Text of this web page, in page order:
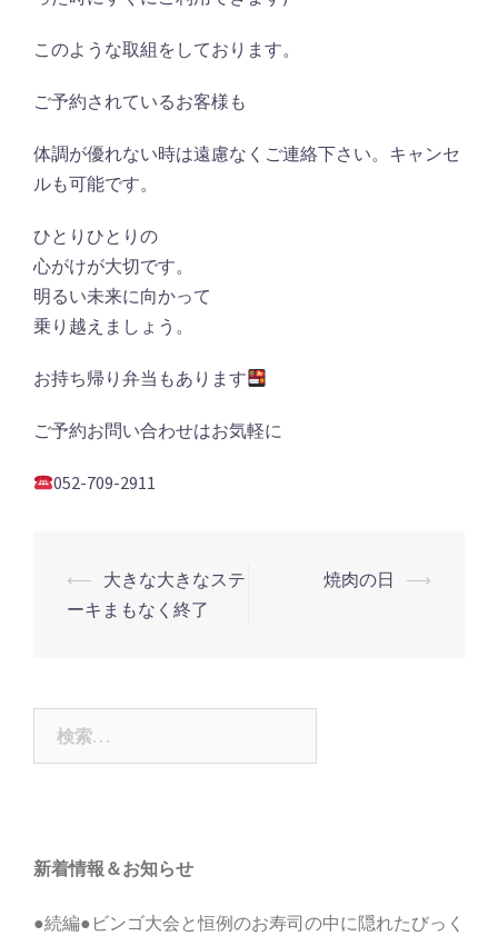
このような取組をしております。
ご予約されているお客様も
体調が優れない時は遠慮なくご連絡下さい。キャンセ
ルも可能です。
ひとりひとりの
心がけが大切です。
明るい未来に向かって
乗り越えましょう。
お持ち帰り弁当もあります
ご予約お問い合わせはお気軽に
052-709-2911
投
稿
ゲ
ー
⟵ 大きな大きなステ
ーキまもなく終了
焼肉の日 ⟶
新着情報＆お知らせ
●続編●ビンゴ大会と恒例のお寿司の中に隠れたびっく